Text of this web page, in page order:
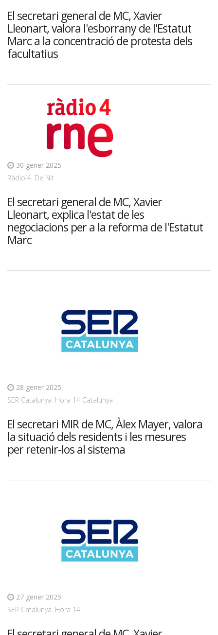
El secretari general de MC, Xavier
Lleonart, valora l'esborrany de l'Estatut
Marc a la concentració de protesta dels
facultatius
30 gener 2025
Ràdio 4. De Nit
El secretari general de MC, Xavier
Lleonart, explica l'estat de les
negociacions per a la reforma de l'Estatut
Marc
28 gener 2025
SER Catalunya. Hora 14 Catalunya
El secretari MIR de MC, Àlex Mayer, valora
la situació dels residents i les mesures
per retenir-los al sistema
27 gener 2025
SER Catalunya. Hora 14